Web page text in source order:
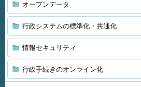
オープンデータ
行政システムの標準化・共通化
情報セキュリティ
行政手続きのオンライン化